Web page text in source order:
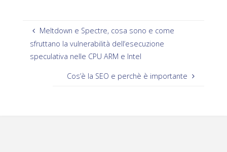
Meltdown e Spectre, cosa sono e come
sfruttano la vulnerabilità dell‘esecuzione
speculativa nelle CPU ARM e Intel
Cos’è la SEO e perchè è importante